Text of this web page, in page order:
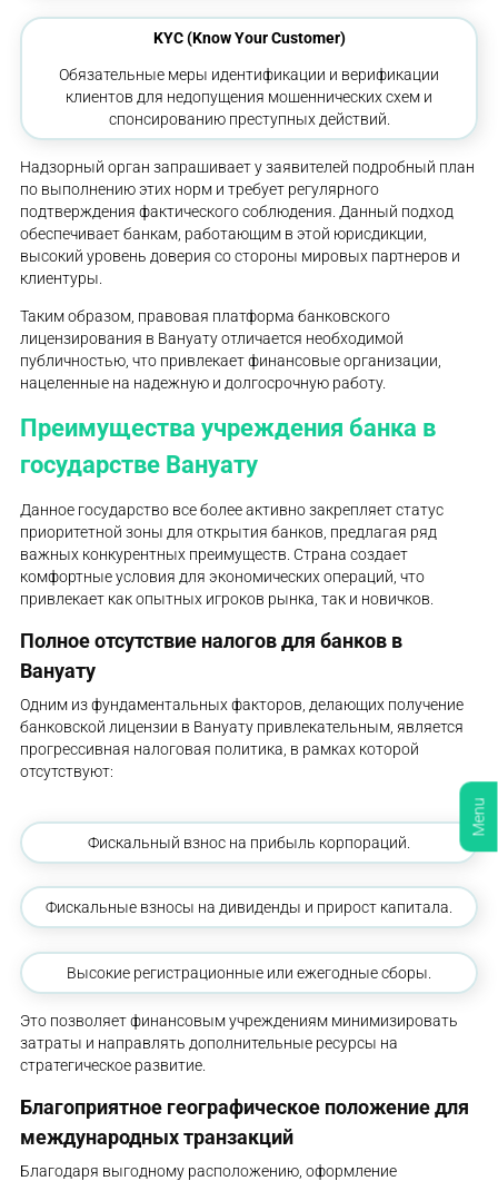
KYC (Know Your Customer)
Обязательные меры идентификации и верификации
клиентов для недопущения мошеннических схем и
спонсированию преступных действий.
Надзорный орган запрашивает у заявителей подробный план
по выполнению этих норм и требует регулярного
подтверждения фактического соблюдения. Данный подход
обеспечивает банкам, работающим в этой юрисдикции,
высокий уровень доверия со стороны мировых партнеров и
клиентуры.
Таким образом, правовая платформа банковского
лицензирования в Вануату отличается необходимой
публичностью, что привлекает финансовые организации,
нацеленные на надежную и долгосрочную работу.
Преимущества учреждения банка в
государстве Вануату
Данное государство все более активно закрепляет статус
приоритетной зоны для открытия банков, предлагая ряд
важных конкурентных преимуществ. Страна создает
комфортные условия для экономических операций, что
привлекает как опытных игроков рынка, так и новичков.
Полное отсутствие налогов для банков в
Вануату
Одним из фундаментальных факторов, делающих получение
банковской лицензии в Вануату привлекательным, является
прогрессивная налоговая политика, в рамках которой
отсутствуют:
Фискальный взнос на прибыль корпораций.
Фискальные взносы на дивиденды и прирост капитала.
Высокие регистрационные или ежегодные сборы.
Это позволяет финансовым учреждениям минимизировать
затраты и направлять дополнительные ресурсы на
стратегическое развитие.
Благоприятное географическое положение для
международных транзакций
Благодаря выгодному расположению, оформление
Menu